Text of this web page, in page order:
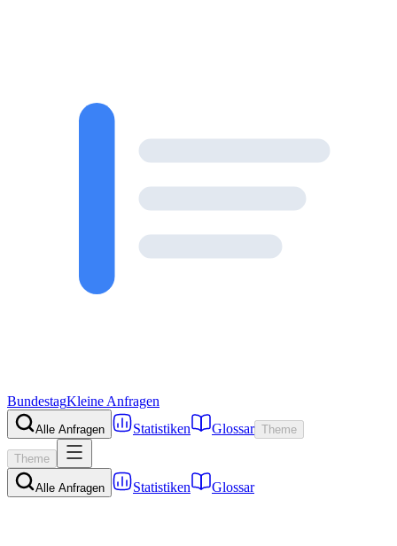
BundestagKleine Anfragen
Alle Anfragen Statistiken Glossar Theme
Theme
Alle Anfragen Statistiken Glossar